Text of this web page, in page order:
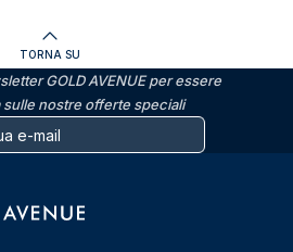
TORNA SU
GOLD AVENUE per essere
sulle nostre offerte speciali